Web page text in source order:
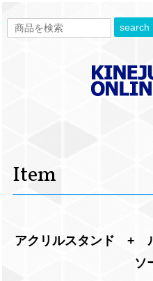
search
Item
アクリルスタンド +
ソ